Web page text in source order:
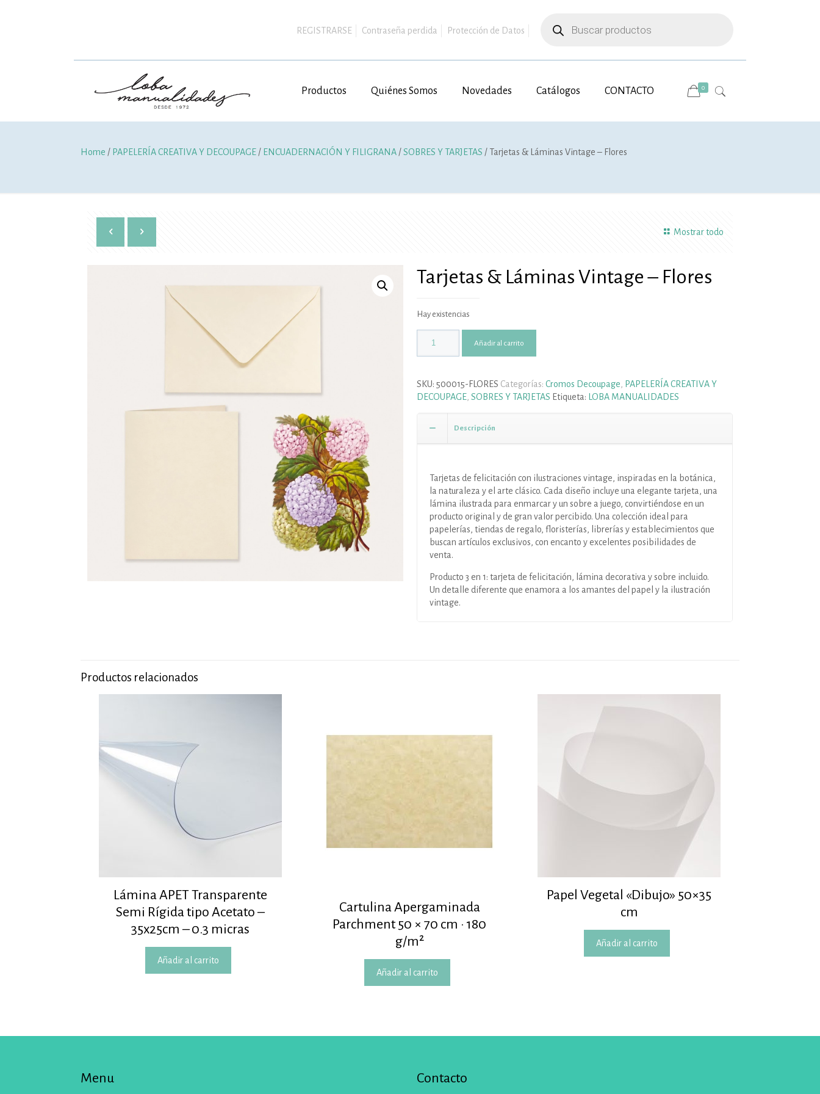
REGISTRARSE Contraseña perdida Protección de Datos
productos
Productos Quiénes Somos Novedades Catálogos CONTACTO 0
Home / PAPELERÍA CREATIVA Y DECOUPAGE / ENCUADERNACIÓN Y FILIGRANA /SOBRES Y TARJETAS / Tarjetas & Láminas Vintage – Flores
Mostrar todo
Tarjetas & Láminas Vintage – Flores
Hay existencias
Añadir al carrito
SKU: 500015-FLORES Categorías: Cromos Decoupage
PAPELERÍA CREATIVA Y
DECOUPAGE, SOBRES Y TARJETAS Etiqueta: LOBA MANUALIDADES
Descripción
Tarjetas de felicitación con ilustraciones vintage, inspiradas en la botánica,
la naturaleza y el arte clásico. Cada diseño incluye una elegante tarjeta, una
lámina ilustrada para enmarcar y un sobre a juego, convirtiéndose en un
producto original y de gran valor percibido. Una colección ideal para
papelerías, tiendas de regalo, floristerías, librerías y establecimientos que
buscan artículos exclusivos, con encanto y excelentes posibilidades de
venta.
Producto 3 en 1: tarjeta de felicitación, lámina decorativa y sobre incluido.
Un detalle diferente que enamora a los amantes del papel y la ilustración
vintage.
Productos relacionados
Lámina APET Transparente
Semi Rígida tipo Acetato –
35x25cm – 0.3 micras
Añadir al carrito
Cartulina Apergaminada
Parchment 50 × 70 cm · 180
g/m²
Añadir al carrito
Papel Vegetal «Dibujo» 50×35
cm
Añadir al carrito
Menu Contacto